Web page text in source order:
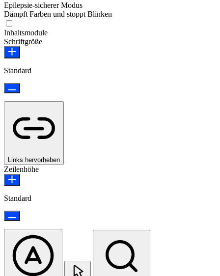
Epilepsie-sicherer Modus
Dämpft Farben und stoppt Blinken
Inhaltsmodule
Schriftgröße
Standard
Links hervorheben
Zeilenhöhe
Standard